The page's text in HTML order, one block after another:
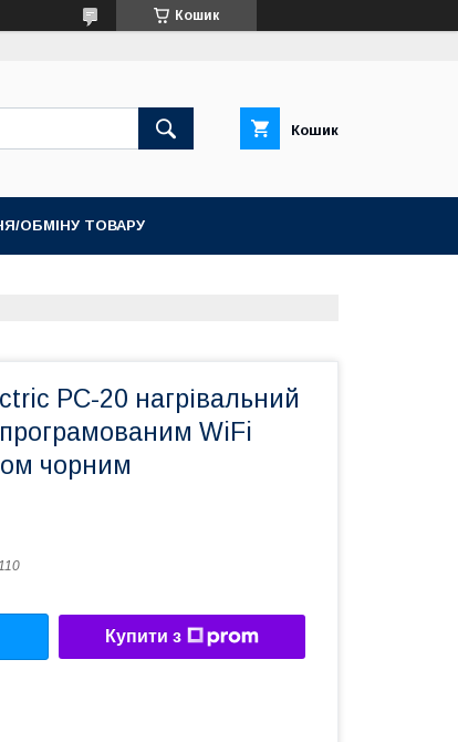
Кошик
Кошик
ОБМІНУ ТОВАРУ
PC-20 нагрівальний
WiFi
чорним
Купити з